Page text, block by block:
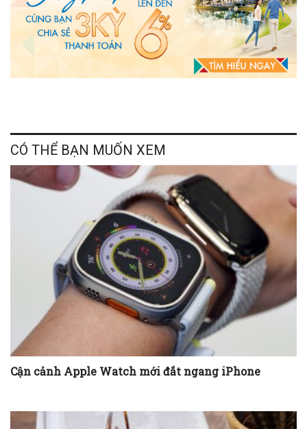
CÓ THỂ BẠN MUỐN XEM
Cận cảnh Apple Watch mới đắt ngang iPhone